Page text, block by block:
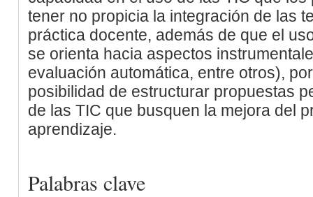
tener no propicia la integración de las
práctica docente, además de que el
se orienta hacia aspectos
evaluación automática, entre otros),
posibilidad de estructurar propuestas
de las TIC que busquen la mejora del
aprendizaje.
Palabras clave